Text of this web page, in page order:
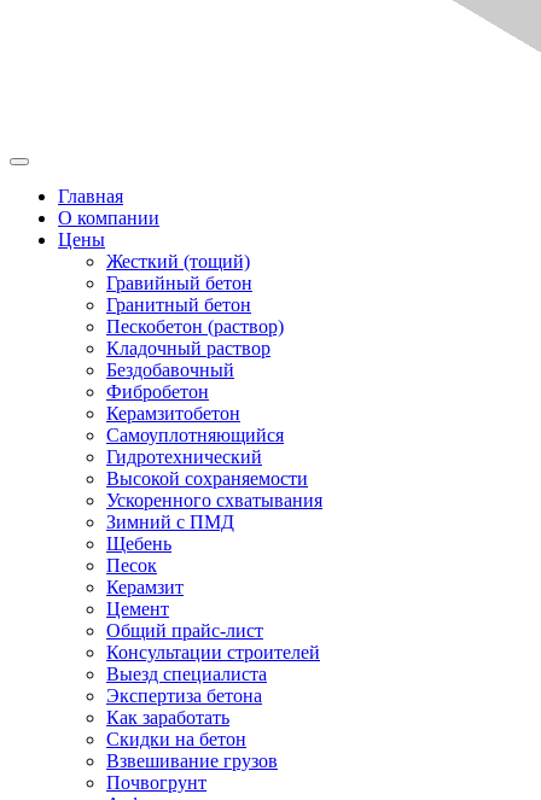
Главная
О компании
Цены
Жесткий (тощий)
Гравийный бетон
Гранитный бетон
Пескобетон (раствор)
Кладочный раствор
Бездобавочный
Фибробетон
Керамзитобетон
Самоуплотняющийся
Гидротехнический
Высокой сохраняемости
Ускоренного схватывания
Зимний с ПМД
Щебень
Песок
Керамзит
Цемент
Общий прайс-лист
Консультации строителей
Выезд специалиста
Экспертиза бетона
Как заработать
Скидки на бетон
Взвешивание грузов
Почвогрунт